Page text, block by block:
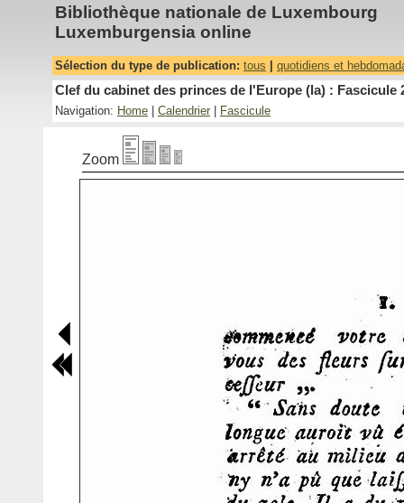
Bibliothèque nationale de Luxembourg
Luxemburgensia online
Sélection du type de publication: tous quotidiens et
Clef du cabinet des princes de l'Europe (la) : Fascicule
Navigation: Home Calendrier Fascicule
Zoom